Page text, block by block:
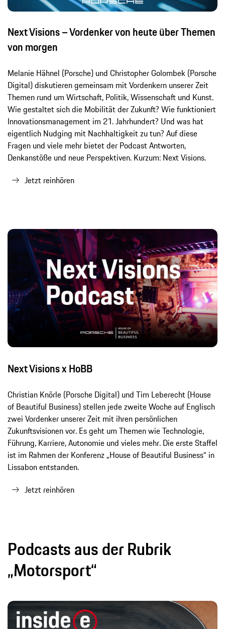
Next Visions – Vordenker von heute über Themen
von morgen
Melanie Hähnel (Porsche) und Christopher Golombek (Porsche
Digital) diskutieren gemeinsam mit Vordenkern unserer Zeit
Themen rund um Wirtschaft, Politik, Wissenschaft und Kunst.
Wie gestaltet sich die Mobilität der Zukunft? Wie funktioniert
Innovationsmanagement im 21. Jahrhundert? Und was hat
eigentlich Nudging mit Nachhaltigkeit zu tun? Auf diese
Fragen und viele mehr bietet der Podcast Antworten,
Denkanstöße und neue Perspektiven. Kurzum: Next Visions.
Jetzt reinhören
Next Visions x HoBB
Christian Knörle (Porsche Digital) und Tim Leberecht (House
of Beautiful Business) stellen jede zweite Woche auf Englisch
zwei Vordenker unserer Zeit mit ihren persönlichen
Zukunftsvisionen vor. Es geht um Themen wie Technologie,
Führung, Karriere, Autonomie und vieles mehr. Die erste Staffel
ist im Rahmen der Konferenz „House of Beautiful Business“ in
Lissabon entstanden.
Jetzt reinhören
Podcasts aus der Rubrik
„Motorsport“